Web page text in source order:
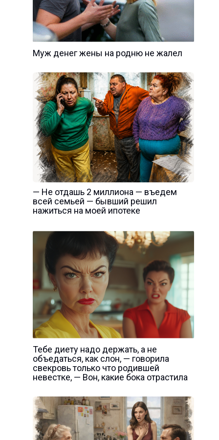
Муж денег жены на родню не жалел
— Не отдашь 2 миллиона — въедем
всей семьей — бывший решил
нажиться на моей ипотеке
Тебе диету надо держать, а не
объедаться, как слон, — говорила
свекровь только что родившей
невестке, — Вон, какие бока отрастила